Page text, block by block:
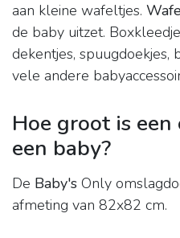
aan kleine wafeltjes.
de baby uitzet.
dekentjes, spuugdoekjes,
vele andere
Hoe groot is
een baby?
De Baby's Only
afmeting van 82x82 cm.